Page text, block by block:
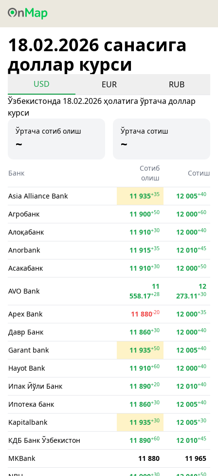
18.02.2026 санасига
доллар курси
USD EUR
RUB
Ўзбекистонда 18.02.2026 ҳолатига ўртача доллар
курси
Ўртача сотиб олиш
~
Ўртача сотиш
~
Банк
Сотиб
олиш
Сотиш
Asia Alliance Bank 11 935+35 12 005+40
Агробанк 11 900+50 12 000+60
Алоқабанк 11 910+30 12 000+40
Anorbank 11 915+35 12 010+45
Асакабанк 11 910+30 12 000+50
AVO Bank
11
558.17+28
12
273.11+30
Apex Bank 11 880-20 12 000+35
Давр Банк 11 860+30 12 000+40
Garant bank 11 935+50 12 005+40
Hayot Bank 11 910+60 12 000+40
Ипак Йўли Банк 11 890+20 12 010+40
Ипотека банк 11 860+30 12 005+40
Kapitalbank 11 935+30 12 005+30
КДБ Банк Ўзбекистон 11 890+60 12 010+45
MKBank 11 880
11 965
+30 +50